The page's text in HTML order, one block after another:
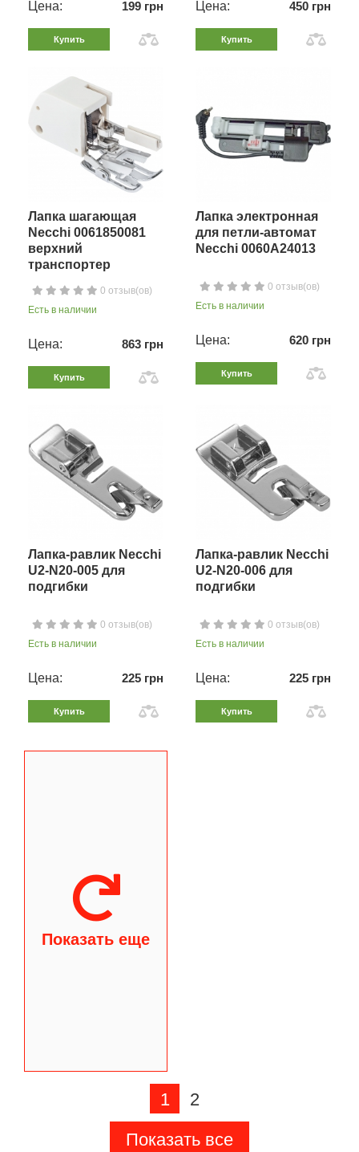
Цена: 199 грн
Купить
Цена: 450 грн
Купить
Лапка шагающая
Necchi 0061850081
верхний
транспортер
0 отзыв(ов)
Есть в наличии
Цена: 863 грн
Купить
Лапка электронная
для петли-автомат
Necchi 0060A24013
0 отзыв(ов)
Есть в наличии
Цена: 620 грн
Купить
Лапка-равлик Necchi
U2-N20-005 для
подгибки
0 отзыв(ов)
Есть в наличии
Цена: 225 грн
Купить
Лапка-равлик Necchi
U2-N20-006 для
подгибки
0 отзыв(ов)
Есть в наличии
Цена: 225 грн
Купить
Показать еще
1
2
Показать все